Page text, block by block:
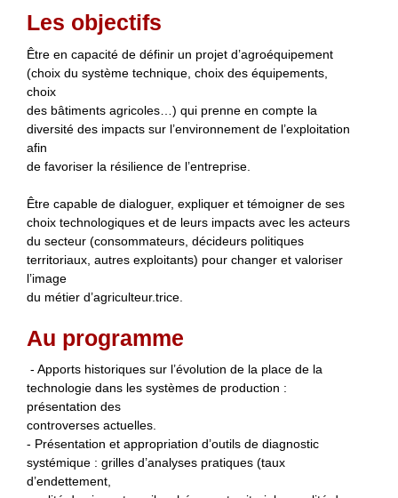
Les objectifs
Être en capacité de définir un projet d’agroéquipement
(choix du système technique, choix des équipements,
choix
des bâtiments agricoles…) qui prenne en compte la
diversité des impacts sur l’environnement de l’exploitation
afin
de favoriser la résilience de l’entreprise.
Être capable de dialoguer, expliquer et témoigner de ses
choix technologiques et de leurs impacts avec les acteurs
du secteur (consommateurs, décideurs politiques
territoriaux, autres exploitants) pour changer et valoriser
l’image
du métier d’agriculteur.trice.
Au programme
- Apports historiques sur l’évolution de la place de la
technologie dans les systèmes de production :
présentation des
controverses actuelles.
- Présentation et appropriation d’outils de diagnostic
systémique : grilles d’analyses pratiques (taux
d’endettement,